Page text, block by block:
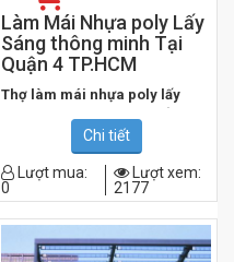
Làm Mái Nhựa poly Lấy
Sáng thông minh Tại
Quận 4 TP.HCM
Thợ làm mái nhựa poly lấy
công ty chúng tôi chuyên nhận thi
công mái che poly, mái tôn, mái
kính giá rẻ cho các công trình xây
dựng lớn nhỏ, dịch vụ tư vấn, báo
của chúng tôi đã có rất nhiều
Chi tiết
Lượt mua:
0
Lượt xem:
2177